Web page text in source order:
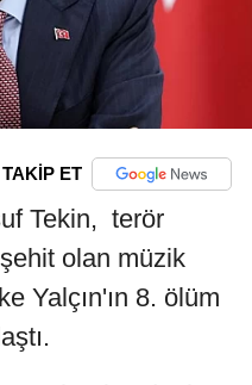
TAKİP ET
Tekin, terör
şehit olan müzik
Yalçın'ın 8. ölüm